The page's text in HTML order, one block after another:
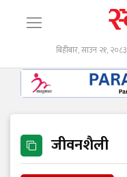
बिहीबार, साउन २१, २०८३
जीवनशैली